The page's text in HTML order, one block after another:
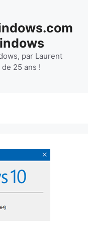
par Laurent
25 ans !